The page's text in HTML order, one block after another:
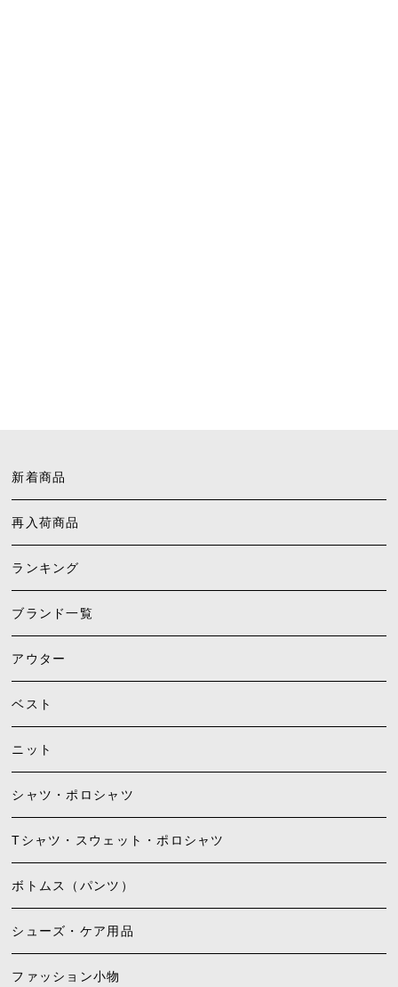
新着商品
再入荷商品
ランキング
ブランド一覧
アウター
ベスト
ニット
シャツ・ポロシャツ
Tシャツ・スウェット・ポロシャツ
ボトムス（パンツ）
シューズ・ケア用品
ファッション小物